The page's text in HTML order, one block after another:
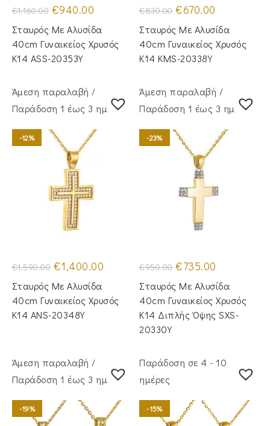
€1,160.00 Original
price
was:
€1,160.00.
€940.00
τιμή
είναι:
€940.00.
Σταυρός Με Αλυσίδα
40cm Γυναικείος Χρυσός
Κ14 ASS-20353Y
€830.00 Original
price
was:
€830.00.
€670.00
τιμή
είναι:
€670.00.
Σταυρός Με Αλυσίδα
40cm Γυναικείος Χρυσός
Κ14 KMS-20338Y
Άμεση παραλαβή /
Παράδoση 1 έως 3 ημέρες
-12%
€1,590.00 Original
price
was:
€1,590.00.
€1,400.00 τρέχουσα
€1,400.00.
Σταυρός Με Αλυσίδα
40cm Γυναικείος Χρυσός
Κ14 ANS-20348Y
Άμεση παραλαβή /
Παράδoση 1 έως 3 ημέρες
-23%
€950.00 Original
price
was:
€950.00.
€735.00
τιμή
είναι:
€735.00.
Σταυρός Με Αλυσίδα
40cm Γυναικείος Χρυσός
Κ14 Διπλής Όψης SXS-
20330Y
Άμεση παραλαβή /
Παράδoση 1 έως 3 ημέρες
-19%
Παράδοση σε 4 - 10
ημέρες
-15%